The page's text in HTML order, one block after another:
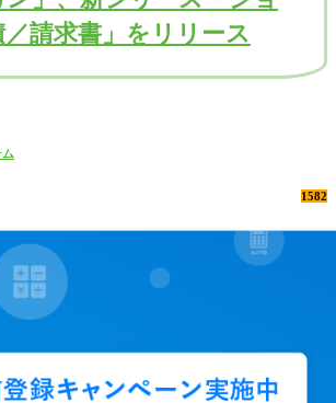
請求書」をリリース
1582